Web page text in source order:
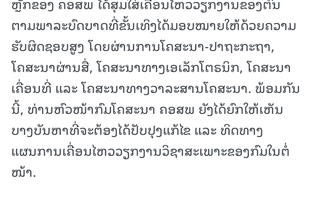
ຕາມພາລະບົດບາດທີ່ຂັ້ນເທິງໄດ້ມອບໝາຍໃຫ້ດ້ວຍຄວາມ
ຮັບຜິດຊອບສູງ ໂດຍຜ່ານການໂຄສະນາ-ປາຖະກະຖາ,
ໂຄສະນາຜ່ານສື່, ໂຄສະນາທາງເອເລັກໂຕຣນິກ, ໂຄສະນາ
ເຄື່ອນທີ່ ແລະ ໂຄສະນາທາງວາລະສານໂຄສະນາ. ພ້ອມກັນ
ນີ້, ທ່ານຫົວໜ້າກົມໂຄສະນາ ຄອສພ ຍັງໄດ້ຍົກໃຫ້ເຫັນ
ບາງບັນຫາທີ່ຈະຕ້ອງໄດ້ປັບປຸງແກ້ໄຂ ແລະ ທິດທາງ
ແຜນການເຄື່ອນໄຫວວຽກງານວິຊາສະເພາະຂອງກົມໃນຕໍ່
ໜ້າ.